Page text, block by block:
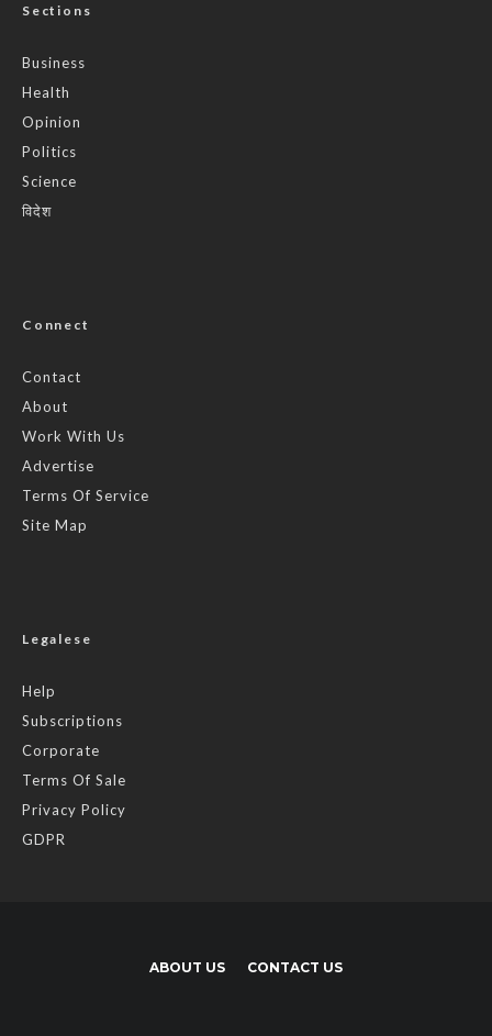
Sections
Business
Health
Opinion
Politics
Science
विदेश
Connect
Contact
About
Work With Us
Advertise
Terms Of Service
Site Map
Legalese
Help
Subscriptions
Corporate
Terms Of Sale
Privacy Policy
GDPR
ABOUT US CONTACT US